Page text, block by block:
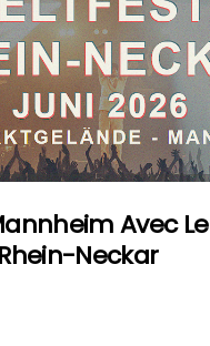
Avec Le
Neckar